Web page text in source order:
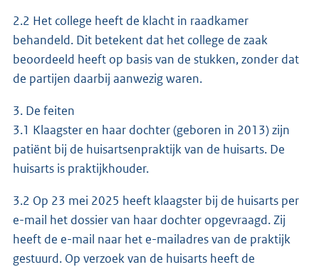
2.2 Het college heeft de klacht in raadkamer
behandeld. Dit betekent dat het college de zaak
beoordeeld heeft op basis van de stukken, zonder dat
de partijen daarbij aanwezig waren.
3. De feiten
3.1 Klaagster en haar dochter (geboren in 2013) zijn
patiënt bij de huisartsenpraktijk van de huisarts. De
huisarts is praktijkhouder.
3.2 Op 23 mei 2025 heeft klaagster bij de huisarts per
e-mail het dossier van haar dochter opgevraagd. Zij
heeft de e-mail naar het e-mailadres van de praktijk
gestuurd. Op verzoek van de huisarts heeft de